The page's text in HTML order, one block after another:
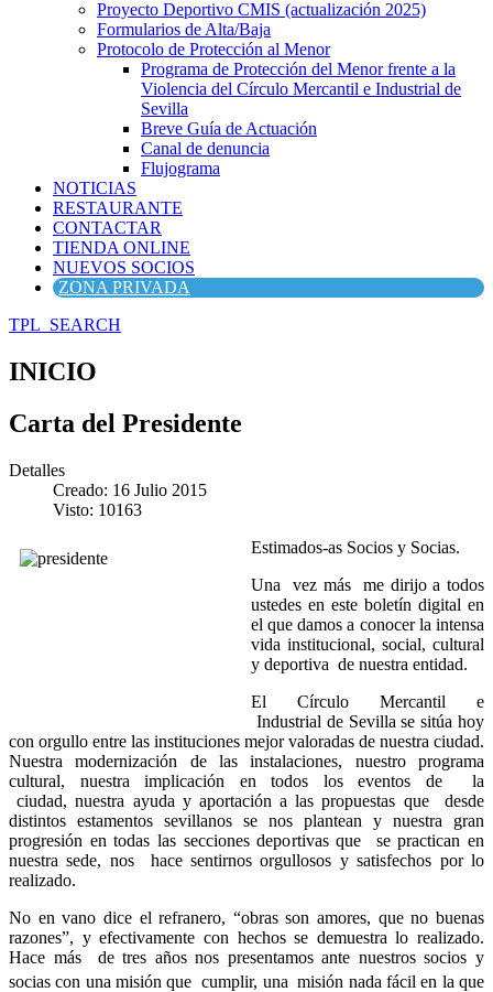
Proyecto Deportivo CMIS (actualización 2025)
Formularios de Alta/Baja
Protocolo de Protección al Menor
Programa de Protección del Menor frente a la
Violencia del Círculo Mercantil e Industrial de
Sevilla
Breve Guía de Actuación
Canal de denuncia
Flujograma
NOTICIAS
RESTAURANTE
CONTACTAR
TIENDA ONLINE
NUEVOS SOCIOS
ZONA PRIVADA
TPL_SEARCH
INICIO
Carta del Presidente
Detalles
Creado: 16 Julio 2015
Visto: 10163
Estimados-as Socios y Socias.
Una vez más me dirijo a todos
ustedes en este boletín digital en
el que damos a conocer la intensa
vida institucional, social, cultural
y deportiva de nuestra entidad.
El Círculo Mercantil e
Industrial de Sevilla se sitúa hoy
con orgullo entre las instituciones mejor valoradas de nuestra ciudad.
Nuestra modernización de las instalaciones, nuestro programa
cultural, nuestra implicación en todos los eventos de la
ciudad,nuestra ayuda y aportación a las propuestas que desde
distintos estamentos sevillanos se nos plantean y nuestra gran
progresión en todas las secciones deportivas que se practican en
nuestra sede, nos hace sentirnos orgullosos y satisfechos por lo
realizado.
No en vano dice el refranero, “obras son amores, que no buenas
razones”, y efectivamente con hechos se demuestra lo realizado.
Hace más de tres años nos presentamos ante nuestros socios y
socias con una misiónque cumplir, una misión nada fácil en la que